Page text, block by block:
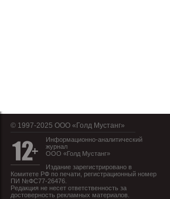
© 1997-2025 OOO «Голд Мустанг»
Информационно-аналитический
журнал
ООО «Голд Мустанг»
Издание зарегистрировано в
Комитете РФ по печати, регистрационный номер
ПИ №ФС77-26476.
Редакция не несет ответственность за
достоверность рекламных материалов.